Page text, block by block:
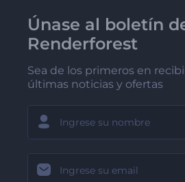
Únase al boletín
Renderforest
Sea de los primeros en
últimas noticias y ofertas